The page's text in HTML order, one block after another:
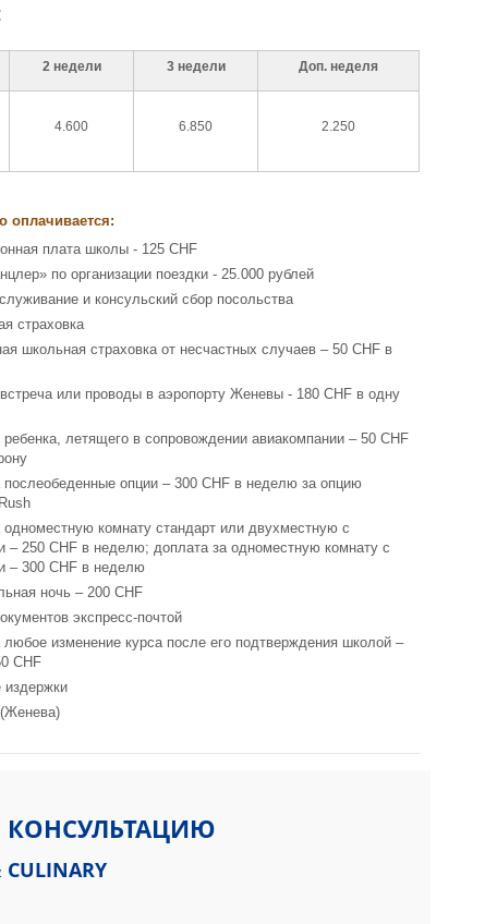
2 недели 3 недели Доп. неделя
4.600 6.850
2.250
оплачивается:
плата школы - 125 CHF
по организации поездки - 25.000 рублей
и консульский сбор посольства
страховка
школьная страховка от несчастных случаев – 50 CHF в
или проводы в аэропорту Женевы - 180 CHF в одну
ребенка, летящего в сопровождении авиакомпании – 50 CHF
послеобеденные опции – 300 CHF в неделю за опцию
одноместную комнату стандарт или двухместную с
– 250 CHF в неделю; доплата за одноместную комнату с
– 300 CHF в неделю
ночь – 200 CHF
экспресс-почтой
любое изменение курса после его подтверждения школой –
CHF
издержки
КОНСУЛЬТАЦИЮ